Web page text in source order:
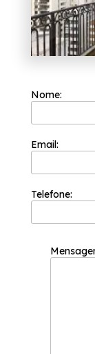
Nome:
Email:
Telefone: